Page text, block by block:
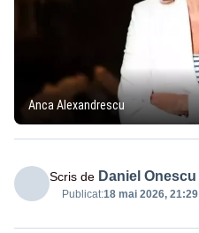
Anca Alexandrescu
Scris de Daniel Onescu
Publicat:18 mai 2026, 21:29